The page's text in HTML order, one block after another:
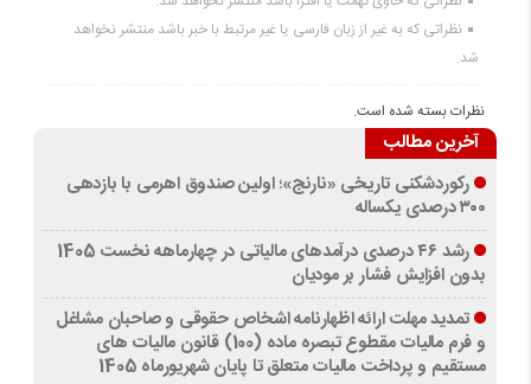
نظراتی که به غیر از زبان فارسی یا غیر مرتبط با خبر باشد منتشر نخواهد
شد.
نظرات بسته شده است.
آخرین مطالب
رکوردشکنی تاریخی «نارنج»؛ اولین صندوق اهرمی با بازدهی
۳۰۰ درصدی یکساله
رشد ۴۶ درصدی درآمدهای مالیاتی در چهارماهه نخست 1405
بدون افزایش فشار بر مودیان
تمدید مهلت ارائه اظهارنامه اشخاص حقوقی و صاحبان مشاغل
و فرم مالیات مقطوع تبصره ماده (100) قانون مالیات های
مستقیم و پرداخت مالیات متعلق تا پایان شهریورماه 1405